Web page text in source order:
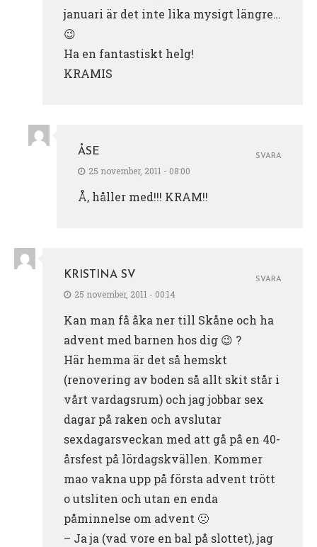
januari är det inte lika mysigt längre…
😉
Ha en fantastiskt helg!
KRAMIS
ÅSE
25 november, 2011 - 08:00
Å, håller med!!! KRAM!!
SVARA
KRISTINA SV
25 november, 2011 - 00:14
Kan man få åka ner till Skåne och ha
advent med barnen hos dig 😉 ?
Här hemma är det så hemskt
(renovering av boden så allt skit står i
vårt vardagsrum) och jag jobbar sex
dagar på raken och avslutar
sexdagarsveckan med att gå på en 40-
årsfest på lördagskvällen. Kommer
mao vakna upp på första advent trött
o utsliten och utan en enda
påminnelse om advent 🙁
– Ja ja (vad vore en bal på slottet), jag
SVARA